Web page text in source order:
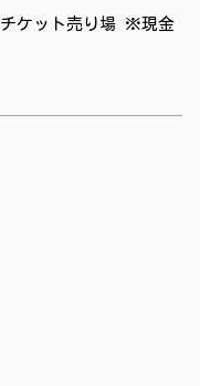
チケット売り場 ※現金